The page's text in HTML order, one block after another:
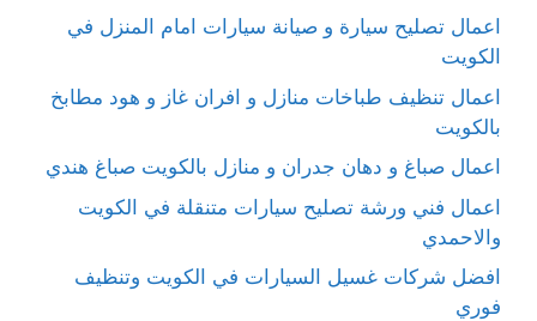
اعمال تصليح سيارة و صيانة سيارات امام المنزل في
الكويت
اعمال تنظيف طباخات منازل و افران غاز و هود مطابخ
بالكويت
اعمال صباغ و دهان جدران و منازل بالكويت صباغ هندي
اعمال فني ورشة تصليح سيارات متنقلة في الكويت
والاحمدي
افضل شركات غسيل السيارات في الكويت وتنظيف
فوري